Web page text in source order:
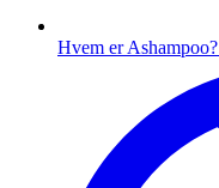
Hvem er Ashampoo?